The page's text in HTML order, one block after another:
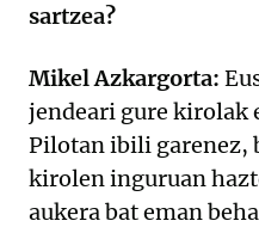
sartzea?
Mikel Azkargorta:
jendeari gure kirolak
Pilotan ibili garenez,
kirolen inguruan
aukera bat eman